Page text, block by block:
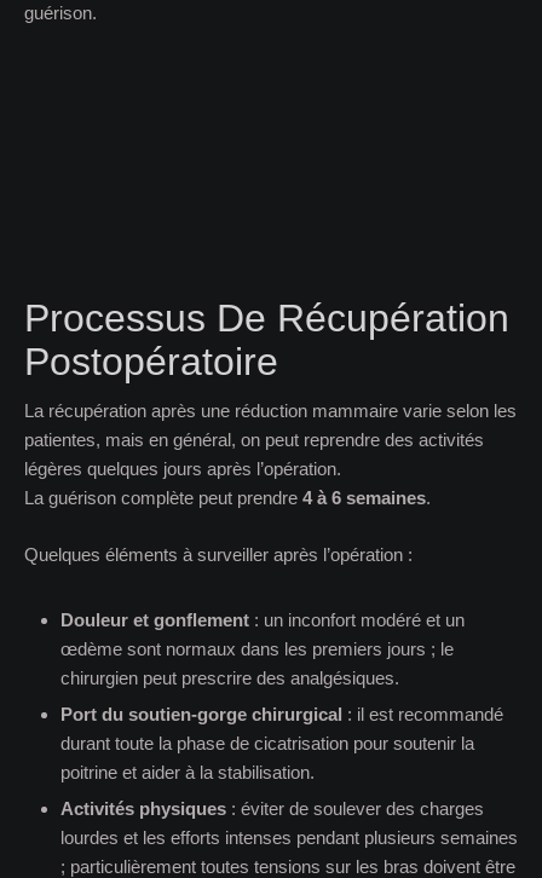
guérison.
Processus De Récupération
Postopératoire
La récupération après une réduction mammaire varie selon les
patientes, mais en général, on peut reprendre des activités
légères quelques jours après l’opération.
La guérison complète peut prendre 4 à 6 semaines.
Quelques éléments à surveiller après l’opération :
Douleur et gonflement : un inconfort modéré et un
œdème sont normaux dans les premiers jours ; le
chirurgien peut prescrire des analgésiques.
Port du soutien-gorge chirurgical : il est recommandé
durant toute la phase de cicatrisation pour soutenir la
poitrine et aider à la stabilisation.
Activités physiques : éviter de soulever des charges
lourdes et les efforts intenses pendant plusieurs semaines
; particulièrement toutes tensions sur les bras doivent être